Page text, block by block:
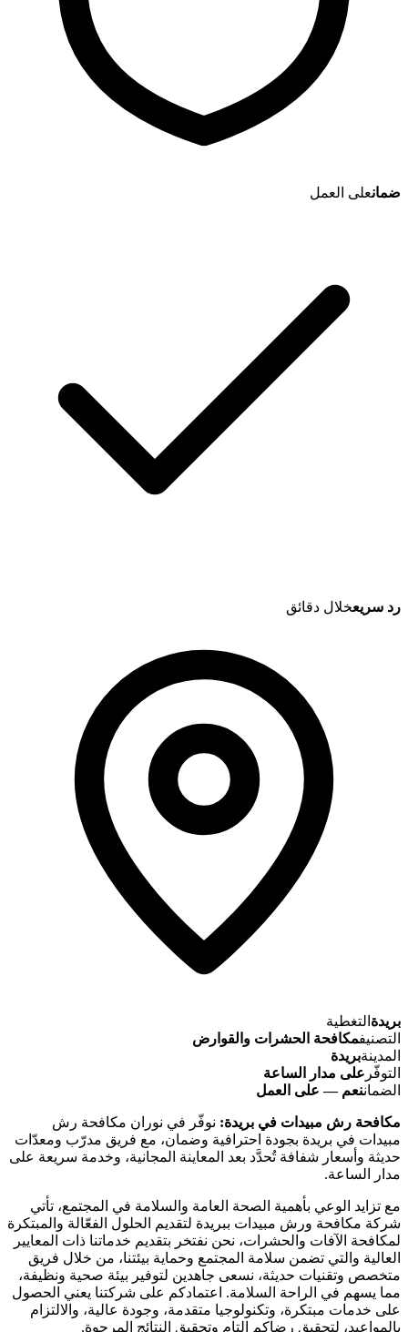
ضمانعلى العمل
رد سريعخلال دقائق
بريدة التغطية
التصنيفمكافحة الحشرات والقوارض
المدينةبريدة
التوفّر على مدار الساعة
الضماننعم — على العمل
مكافحة رش مبيدات في بريدة: نوفّر في نوران مكافحة رش
مبيدات في بريدة بجودة احترافية وضمان، مع فريق مدرّب ومعدّات
حديثة وأسعار شفافة تُحدَّد بعد المعاينة المجانية، وخدمة سريعة على
مدار الساعة.
مع تزايد الوعي بأهمية الصحة العامة والسلامة في المجتمع، تأتي
شركة مكافحة ورش مبيدات ببريدة لتقديم الحلول الفعّالة والمبتكرة
لمكافحة الآفات والحشرات، نحن نفتخر بتقديم خدماتنا ذات المعايير
العالية والتي تضمن سلامة المجتمع وحماية بيئتنا، من خلال فريق
متخصص وتقنيات حديثة، نسعى جاهدين لتوفير بيئة صحية ونظيفة،
مما يسهم في الراحة السلامة. اعتمادكم على شركتنا يعني الحصول
على خدمات مبتكرة، وتكنولوجيا متقدمة، وجودة عالية، والالتزام
بالمواعيد، لتحقيق رضاكم التام وتحقيق النتائج المرجوة.